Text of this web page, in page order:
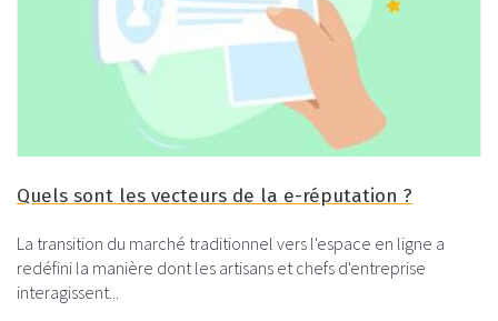
Quels sont les vecteurs de la e-réputation ?
La transition du marché traditionnel vers l'espace en ligne a
redéfini la manière dont les artisans et chefs d'entreprise
interagissent...